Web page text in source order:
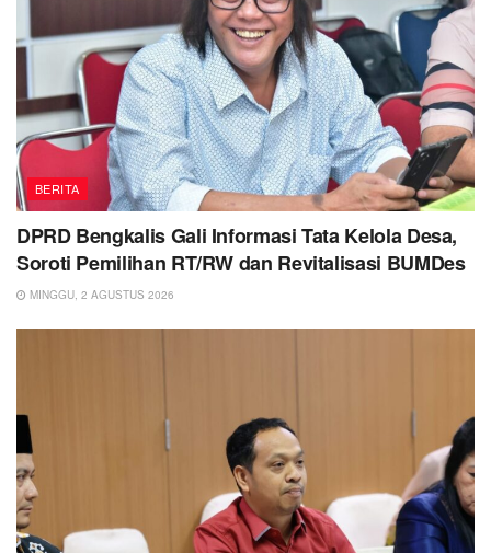
BERITA
DPRD Bengkalis Gali Informasi Tata Kelola Desa,
Soroti Pemilihan RT/RW dan Revitalisasi BUMDes
MINGGU, 2 AGUSTUS 2026